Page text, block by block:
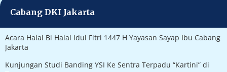
Cabang DKI Jakarta
Acara Halal Bi Halal Idul Fitri 1447 H Yayasan Sayap Ibu Cabang
Jakarta
Kunjungan Studi Banding YSI Ke Sentra Terpadu “Kartini” di